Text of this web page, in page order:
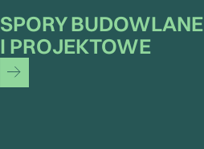
SPORY BUDOWLANE
I PROJEKTOWE